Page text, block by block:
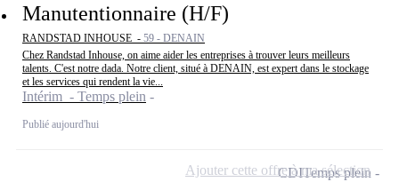
Manutentionnaire (H/F)
RANDSTAD INHOUSE - 59 - DENAIN
Chez Randstad Inhouse, on aime aider les entreprises à trouver leurs meilleurs
talents. C'est notre dada. Notre client, situé à DENAIN, est expert dans le stockage
et les services qui rendent la vie...
Intérim - Temps plein
Publié aujourd'hui
CDITemps plein
Ajouter cette offre à ma sélection